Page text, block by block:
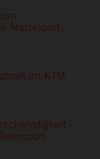
Motorsport-
im KTM
-